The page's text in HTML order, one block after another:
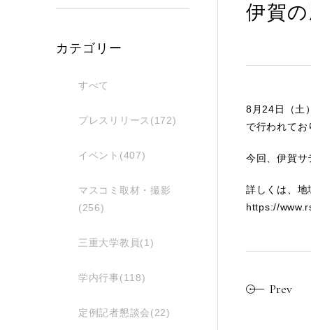
伊賀
8月24日（土
で行われてお
今回、伊賀サ
詳しくは、地
https://
Prev
カテゴリー
すべて
プレスリリース(172)
イベント(407)
マスコミ取材・撮影
(256)
三重大学教員(1)
学内行事(118)
定例記者懇談会(22)